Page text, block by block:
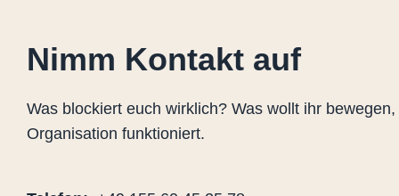
Nimm Kontakt auf
Was blockiert euch wirklich? Was wollt ihr
Organisation funktioniert.